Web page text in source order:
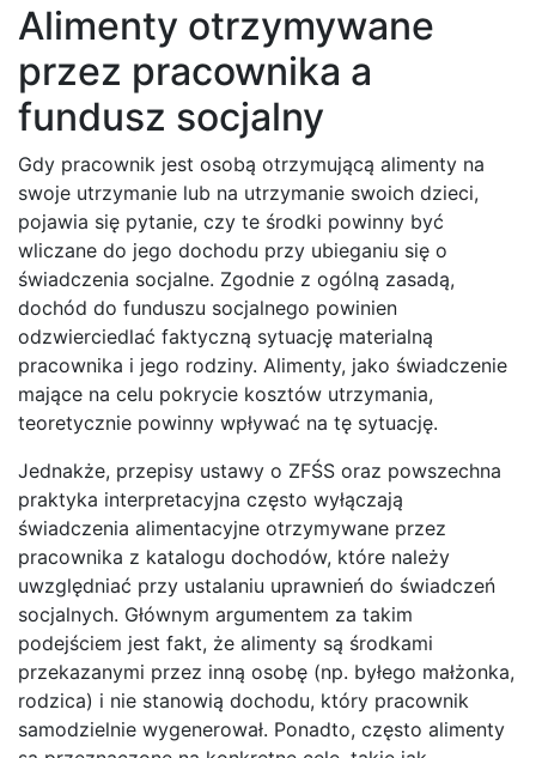
Alimenty otrzymywane
przez pracownika a
fundusz socjalny
Gdy pracownik jest osobą otrzymującą alimenty na
swoje utrzymanie lub na utrzymanie swoich dzieci,
pojawia się pytanie, czy te środki powinny być
wliczane do jego dochodu przy ubieganiu się o
świadczenia socjalne. Zgodnie z ogólną zasadą,
dochód do funduszu socjalnego powinien
odzwierciedlać faktyczną sytuację materialną
pracownika i jego rodziny. Alimenty, jako świadczenie
mające na celu pokrycie kosztów utrzymania,
teoretycznie powinny wpływać na tę sytuację.
Jednakże, przepisy ustawy o ZFŚS oraz powszechna
praktyka interpretacyjna często wyłączają
świadczenia alimentacyjne otrzymywane przez
pracownika z katalogu dochodów, które należy
uwzględniać przy ustalaniu uprawnień do świadczeń
socjalnych. Głównym argumentem za takim
podejściem jest fakt, że alimenty są środkami
przekazanymi przez inną osobę (np. byłego małżonka,
rodzica) i nie stanowią dochodu, który pracownik
samodzielnie wygenerował. Ponadto, często alimenty